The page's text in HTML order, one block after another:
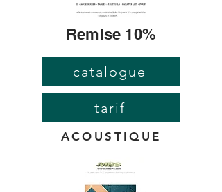
Remise 10%
catalogue
tarif
ACOUSTIQUE